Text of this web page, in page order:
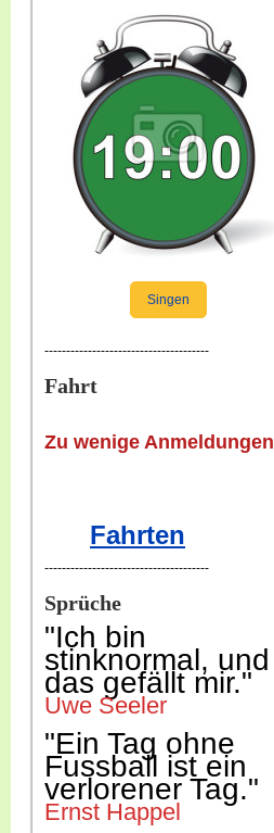
Singen
--------------------------------------
Fahrt
Zu wenige Anmeldungen
Fahrten
--------------------------------------
Sprüche
"Ich bin
stinknormal, und
das gefällt mir."
Uwe Seeler
"Ein Tag ohne
Fussball ist ein
verlorener Tag."
Ernst Happel